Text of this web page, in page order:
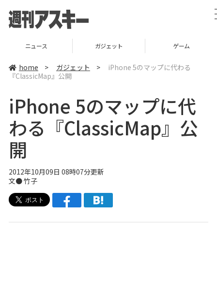
ニュース ガジェット ゲーム
home > ガジェット >
iPhone 5のマップに代わる
『ClassicMap』公開
iPhone 5のマップに代
わる『ClassicMap』公
開
2012年10月09日 08時07分更新
文●竹子